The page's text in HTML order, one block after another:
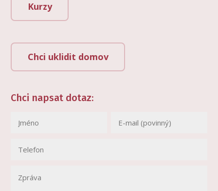
Kurzy
Chci uklidit domov
Chci napsat dotaz: